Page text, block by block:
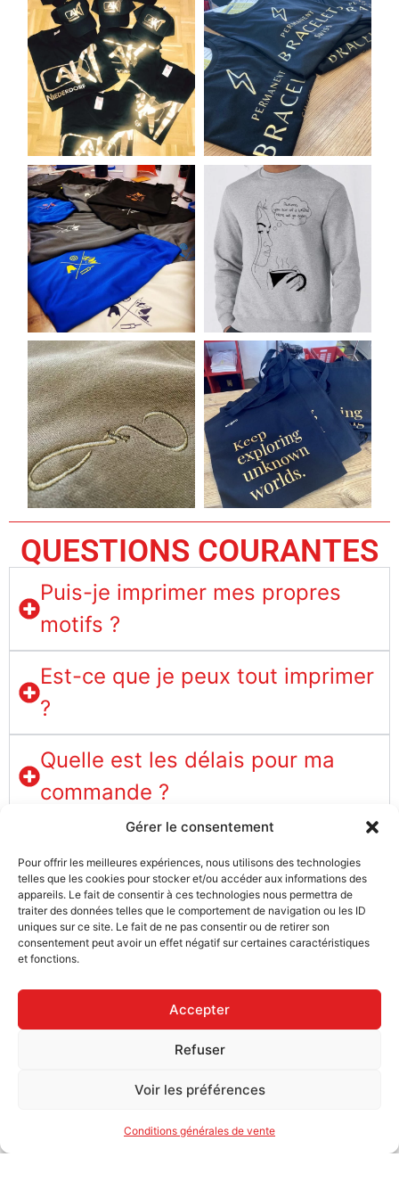
Gérer le consentement
Pour offrir les meilleures expériences, nous utilisons des technologies
telles que les cookies pour stocker et/ou accéder aux informations des
appareils. Le fait de consentir à ces technologies nous permettra de
traiter des données telles que le comportement de navigation ou les ID
uniques sur ce site. Le fait de ne pas consentir ou de retirer son
consentement peut avoir un effet négatif sur certaines caractéristiques
et fonctions.
Accepter
Refuser
Voir les préférences
Conditions générales de vente
QUESTIONS COURANTES
Puis-je imprimer mes propres
motifs ?
Est-ce que je peux tout imprimer
?
Quelle est les délais pour ma
commande ?
proposez-vous ?
Techniques d'impression